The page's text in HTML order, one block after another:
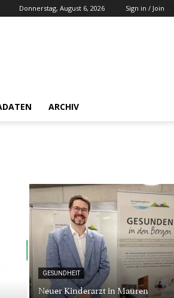
Donnerstag, August 6, 2026 Sign in / Join
ARCHIV
GESUNDHEIT
Neuer Kinderarzt in Mauren